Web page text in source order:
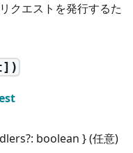
クエストを発行するた
boolean } (任意)